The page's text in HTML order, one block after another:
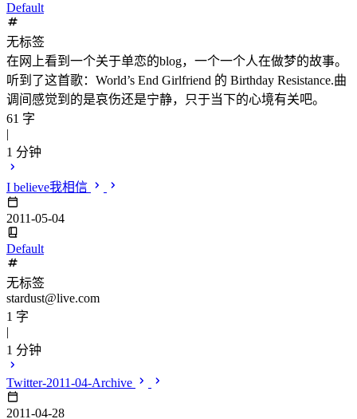
Default
无标签
在网上看到一个关于单恋的blog，一个一个人在做梦的故事。
听到了这首歌：World’s End Girlfriend 的 Birthday Resistance.曲
调间感觉到的是哀伤还是宁静，只于当下的心境有关吧。
61 字
|
1 分钟
I believe我相信
2011-05-04
Default
无标签
stardust@live.com
1 字
|
1 分钟
Twitter-2011-04-Archive
2011-04-28